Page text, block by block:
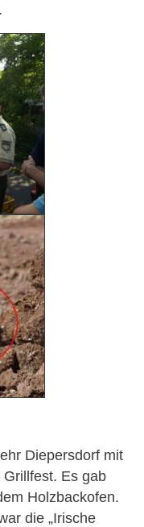
Diepersdorf mit
Es gab
Holzbackofen.
die „Irische